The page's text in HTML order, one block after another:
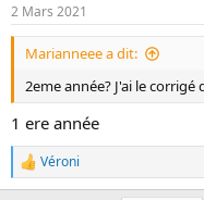
2 Mars 2021
Marianneee a dit:
2eme année? J'ai le corrigé
1 ere année
R
e
Véroni